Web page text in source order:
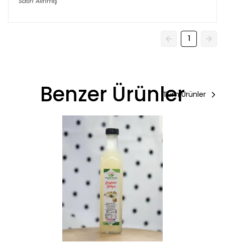
1
Benzer ÜrünlerTüm Ürünler